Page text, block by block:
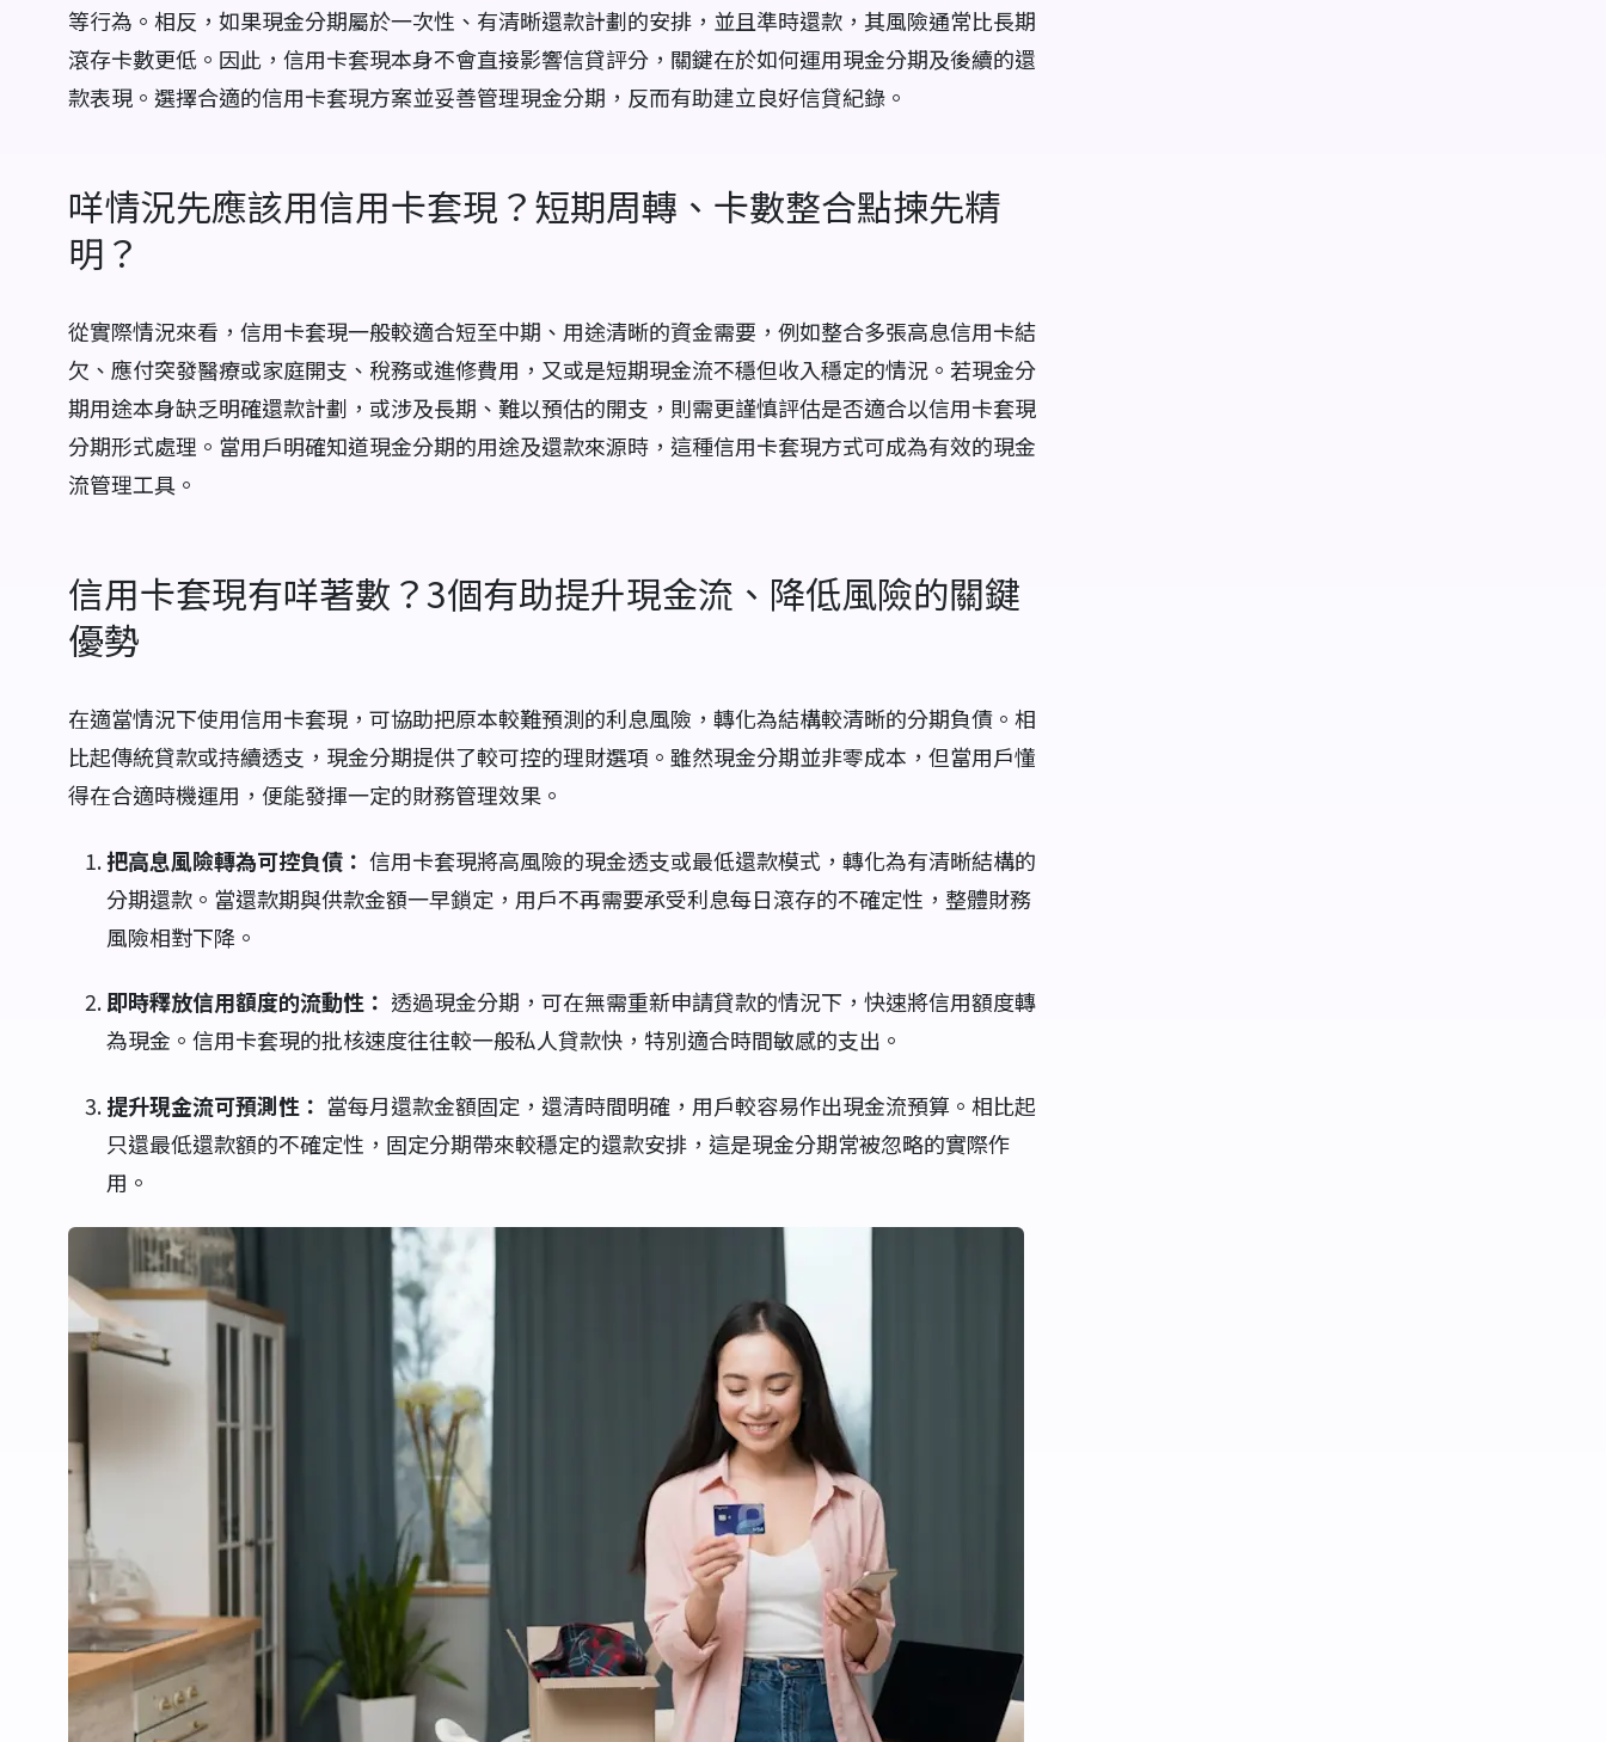
等行為。相反，如果現金分期屬於一次性、有清晰還款計劃的安排，並且準時還款，其風險通常比長期
滾存卡數更低。因此，信用卡套現本身不會直接影響信貸評分，關鍵在於如何運用現金分期及後續的還
款表現。選擇合適的信用卡套現方案並妥善管理現金分期，反而有助建立良好信貸紀錄。
咩情況先應該用信用卡套現？短期周轉、卡數整合點揀先精
明？
從實際情況來看，信用卡套現一般較適合短至中期、用途清晰的資金需要，例如整合多張高息信用卡結
欠、應付突發醫療或家庭開支、稅務或進修費用，又或是短期現金流不穩但收入穩定的情況。若現金分
期用途本身缺乏明確還款計劃，或涉及長期、難以預估的開支，則需更謹慎評估是否適合以信用卡套現
分期形式處理。當用戶明確知道現金分期的用途及還款來源時，這種信用卡套現方式可成為有效的現金
流管理工具。
信用卡套現有咩著數？3個有助提升現金流、降低風險的關鍵
優勢
在適當情況下使用信用卡套現，可協助把原本較難預測的利息風險，轉化為結構較清晰的分期負債。相
比起傳統貸款或持續透支，現金分期提供了較可控的理財選項。雖然現金分期並非零成本，但當用戶懂
得在合適時機運用，便能發揮一定的財務管理效果。
把高息風險轉為可控負債： 信用卡套現將高風險的現金透支或最低還款模式，轉化為有清晰結構的
分期還款。當還款期與供款金額一早鎖定，用戶不再需要承受利息每日滾存的不確定性，整體財務
風險相對下降。
即時釋放信用額度的流動性： 透過現金分期，可在無需重新申請貸款的情況下，快速將信用額度轉
為現金。信用卡套現的批核速度往往較一般私人貸款快，特別適合時間敏感的支出。
提升現金流可預測性： 當每月還款金額固定，還清時間明確，用戶較容易作出現金流預算。相比起
只還最低還款額的不確定性，固定分期帶來較穩定的還款安排，這是現金分期常被忽略的實際作
用。